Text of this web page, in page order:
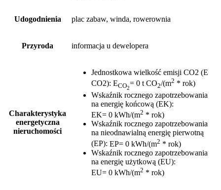
Udogodnienia plac zabaw, winda, rowerownia
Przyroda informacja u dewelopera
Charakterystyka
energetyczna
nieruchomości
Jednostkowa wielkość emisji CO2 (E
CO2): ECO2
= 0 t CO2/(m2 * rok)
Wskaźnik rocznego zapotrzebowania
na energię końcową (EK):
EK= 0 kWh/(m2 * rok)
Wskaźnik rocznego zapotrzebowania
na nieodnawialną energię pierwotną
(EP): EP= 0 kWh/(m2 * rok)
Wskaźnik rocznego zapotrzebowania
na energię użytkową (EU):
EU= 0 kWh/(m2 * rok)